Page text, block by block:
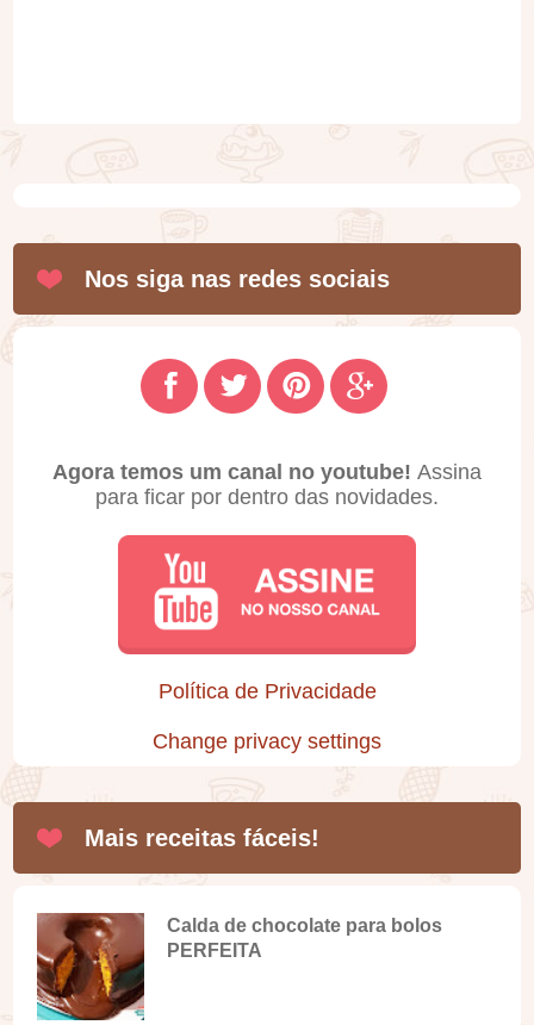
Nos siga nas redes sociais
Agora temos um canal no youtube! Assina
para ficar por dentro das novidades.
Política de Privacidade
Change privacy settings
Mais receitas fáceis!
Calda de chocolate para bolos
PERFEITA